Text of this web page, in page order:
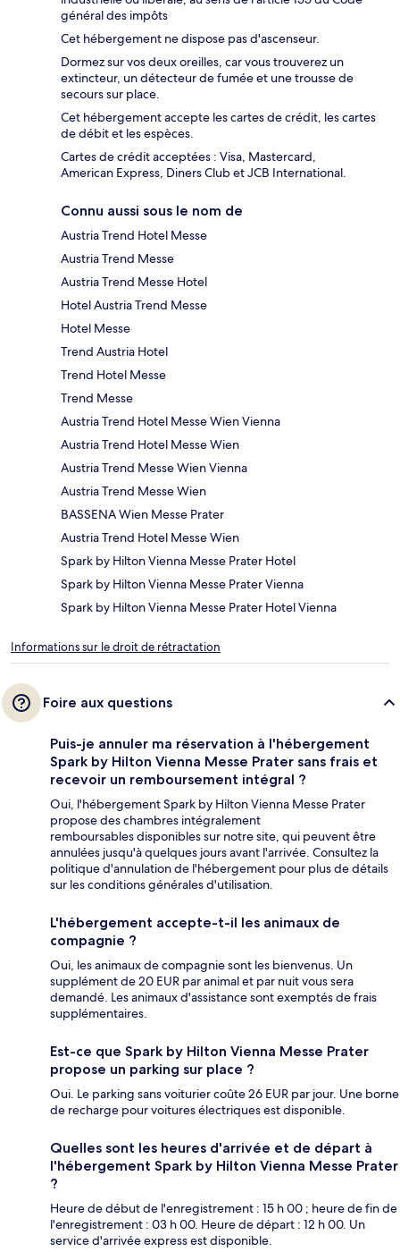
général des impôts
Cet hébergement ne dispose pas d'ascenseur.
Dormez sur vos deux oreilles, car vous trouverez un
extincteur, un détecteur de fumée et une trousse de
secours sur place.
Cet hébergement accepte les cartes de crédit, les cartes
de débit et les espèces.
Cartes de crédit acceptées : Visa, Mastercard,
American Express, Diners Club et JCB International.
Connu aussi sous le nom de
Austria Trend Hotel Messe
Austria Trend Messe
Austria Trend Messe Hotel
Hotel Austria Trend Messe
Hotel Messe
Trend Austria Hotel
Trend Hotel Messe
Trend Messe
Austria Trend Hotel Messe Wien Vienna
Austria Trend Hotel Messe Wien
Austria Trend Messe Wien Vienna
Austria Trend Messe Wien
BASSENA Wien Messe Prater
Austria Trend Hotel Messe Wien
Spark by Hilton Vienna Messe Prater Hotel
Spark by Hilton Vienna Messe Prater Vienna
Spark by Hilton Vienna Messe Prater Hotel Vienna
Informations sur le droit de rétractation
Foire aux questions
Puis-je annuler ma réservation à l'hébergement
Spark by Hilton Vienna Messe Prater sans frais et
recevoir un remboursement intégral ?
Oui, l'hébergement Spark by Hilton Vienna Messe Prater
propose des chambres intégralement
remboursables disponibles sur notre site, qui peuvent être
annulées jusqu'à quelques jours avant l'arrivée. Consultez la
politique d'annulation de l'hébergement pour plus de détails
sur les conditions générales d'utilisation.
L'hébergement accepte-t-il les animaux de
compagnie ?
Oui, les animaux de compagnie sont les bienvenus. Un
supplément de 20 EUR par animal et par nuit vous sera
demandé. Les animaux d'assistance sont exemptés de frais
supplémentaires.
Est-ce que Spark by Hilton Vienna Messe Prater
propose un parking sur place ?
Oui. Le parking sans voiturier coûte 26 EUR par jour. Une borne
de recharge pour voitures électriques est disponible.
Quelles sont les heures d'arrivée et de départ à
l'hébergement Spark by Hilton Vienna Messe Prater
?
Heure de début de l'enregistrement : 15 h 00 ; heure de fin de
l'enregistrement : 03 h 00. Heure de départ : 12 h 00. Un
service d'arrivée express est disponible.